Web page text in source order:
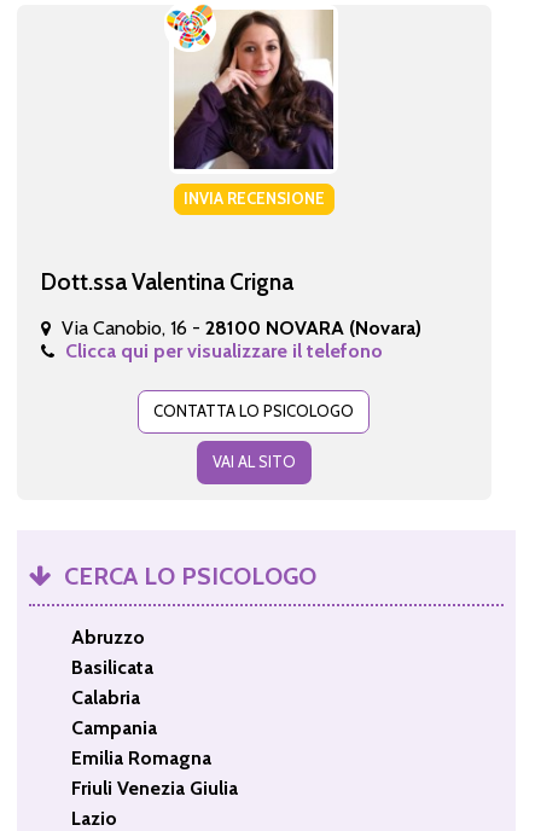
INVIA RECENSIONE
Dott.ssa Valentina Crigna
Via Canobio, 16 - 28100 NOVARA (Novara)
Clicca qui per visualizzare il telefono
CONTATTA LO PSICOLOGO
VAI AL SITO
CERCA LO PSICOLOGO
Abruzzo
Basilicata
Calabria
Campania
Emilia Romagna
Friuli Venezia Giulia
Lazio